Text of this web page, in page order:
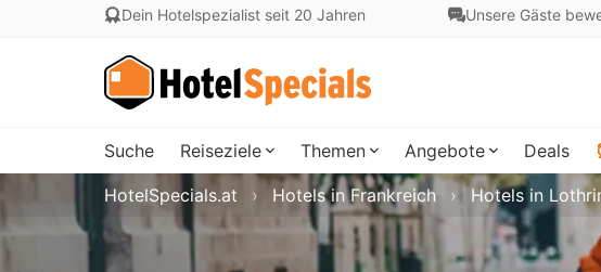
Dein Hotelspezialist seit 20 Jahren Unsere Gäste
Suche Reiseziele Themen Angebote Deals
HotelSpecials.at Hotels in Frankreich Hotels in